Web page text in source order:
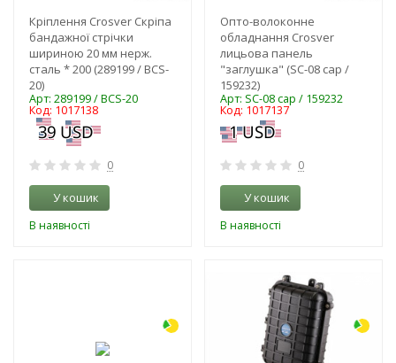
Кріплення Crosver Скріпа
бандажної стрічки
шириною 20 мм нерж.
сталь * 200 (289199 / BCS-
20)
Арт: 289199 / BCS-20
Код: 1017138
0
У кошик
В наявності
Опто-волоконне
обладнання Crosver
лицьова панель
"заглушка" (SC-08 cap /
159232)
Арт: SC-08 cap / 159232
Код: 1017137
0
У кошик
В наявності